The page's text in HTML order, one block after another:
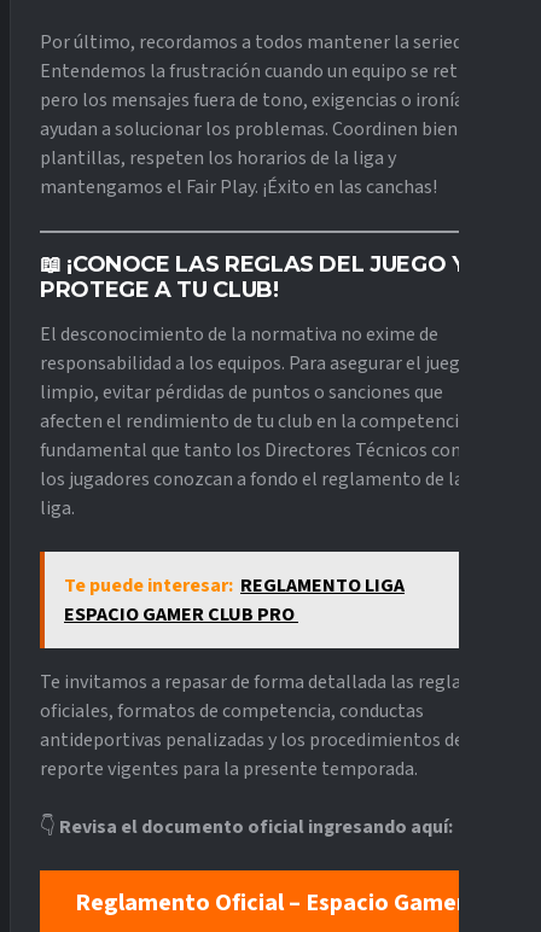
Por último, recordamos a todos mantener la seriedad.
Entendemos la frustración cuando un equipo se retrasa,
pero los mensajes fuera de tono, exigencias o ironías no
ayudan a solucionar los problemas. Coordinen bien a sus
plantillas, respeten los horarios de la liga y
mantengamos el Fair Play. ¡Éxito en las canchas!
📖 ¡CONOCE LAS REGLAS DEL JUEGO Y
PROTEGE A TU CLUB!
El desconocimiento de la normativa no exime de
responsabilidad a los equipos. Para asegurar el juego
limpio, evitar pérdidas de puntos o sanciones que
afecten el rendimiento de tu club en la competencia, es
fundamental que tanto los Directores Técnicos como
los jugadores conozcan a fondo el reglamento de la
liga.
Te puede interesar: REGLAMENTO LIGA
ESPACIO GAMER CLUB PRO
Te invitamos a repasar de forma detallada las reglas
oficiales, formatos de competencia, conductas
antideportivas penalizadas y los procedimientos de
reporte vigentes para la presente temporada.
👇 Revisa el documento oficial ingresando aquí:
Reglamento Oficial – Espacio Gamer